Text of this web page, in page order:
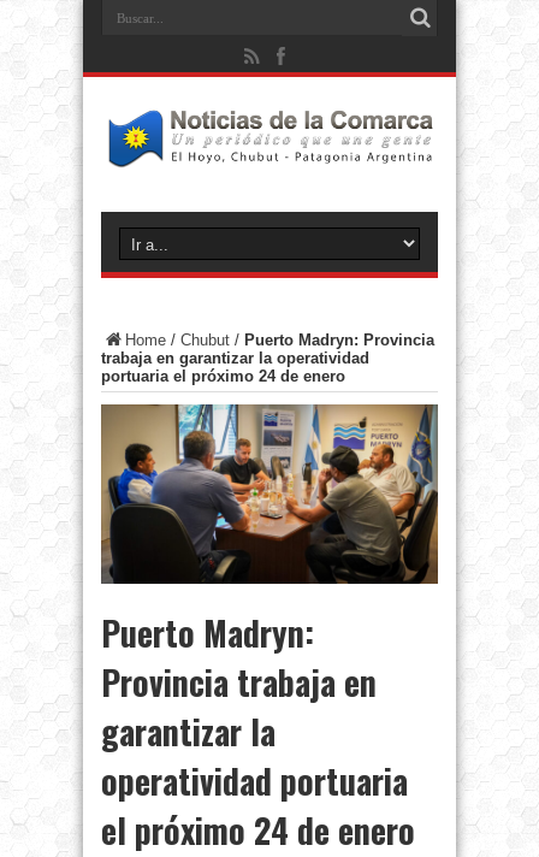
Home / Chubut / Puerto Madryn: Provincia
trabaja en garantizar la operatividad
portuaria el próximo 24 de enero
Puerto Madryn:
Provincia trabaja en
garantizar la
operatividad portuaria
el próximo 24 de enero